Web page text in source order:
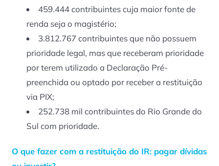
459.444 contribuintes cuja maior fonte de
renda seja o magistério;
3.812.767 contribuintes que não possuem
prioridade legal, mas que receberam prioridade
por terem utilizado a Declaração Pré-
preenchida ou optado por receber a restituição
via PIX;
252.738 mil contribuintes do Rio Grande do
Sul com prioridade.
O que fazer com a restituição do IR: pagar dívidas